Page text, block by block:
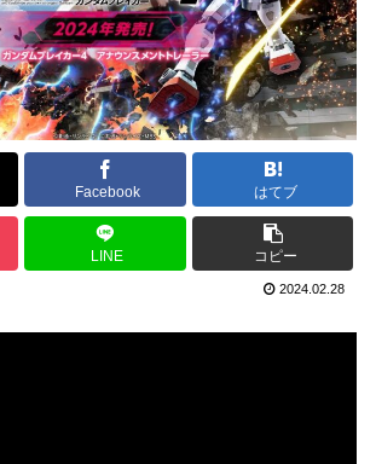
Facebook はてブ
LINE コピー
2024.02.28